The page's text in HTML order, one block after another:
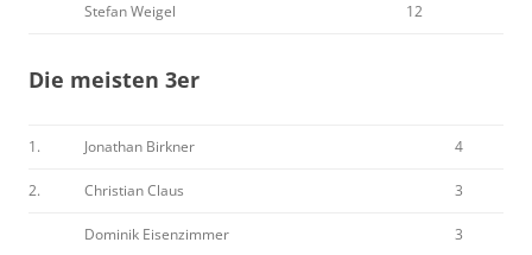
Stefan Weigel 12
Die meisten 3er
1. Jonathan Birkner 4
2. Christian Claus 3
Dominik Eisenzimmer 3